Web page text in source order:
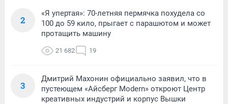
2
«Я упертая»: 70-летняя пермячка похудела со
100 до 59 кило, прыгает с парашютом и может
протащить машину
21 682 19
3
Дмитрий Махонин официально заявил, что в
пустеющем «Айсберг Modern» откроют Центр
креативных индустрий и корпус Вышки